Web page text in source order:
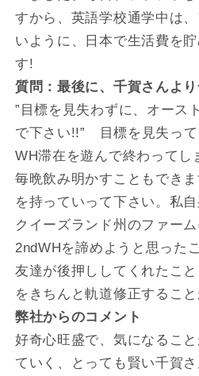
すから、英語学校通学中は
いように、日本で生活費を
す!
質問：最後に、千賀さんよ
”目標を見失わずに、オース
で下さい!!” 目標を見失っ
WH滞在を遊んで終わってし
毎晩飲み明かすこともでき
を持っていって下さい。私
クイーズランド州のファーム
2ndWHを諦めようと思った
友達が後押ししてくれたこ
をきちんと軌道修正すること
弊社からのコメント
好奇心旺盛で、気になるこ
ていく、とっても賢い千賀